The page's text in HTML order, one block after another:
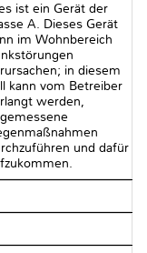
ist ein Gerät der
A. Dieses Gerät
im Wohnbereich
in diesem
kann vom Betreiber
werden,
und dafür